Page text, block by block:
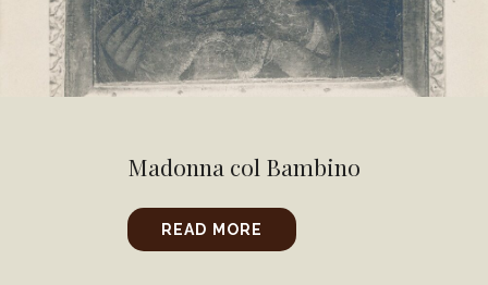
Madonna col Bambino
READ MORE